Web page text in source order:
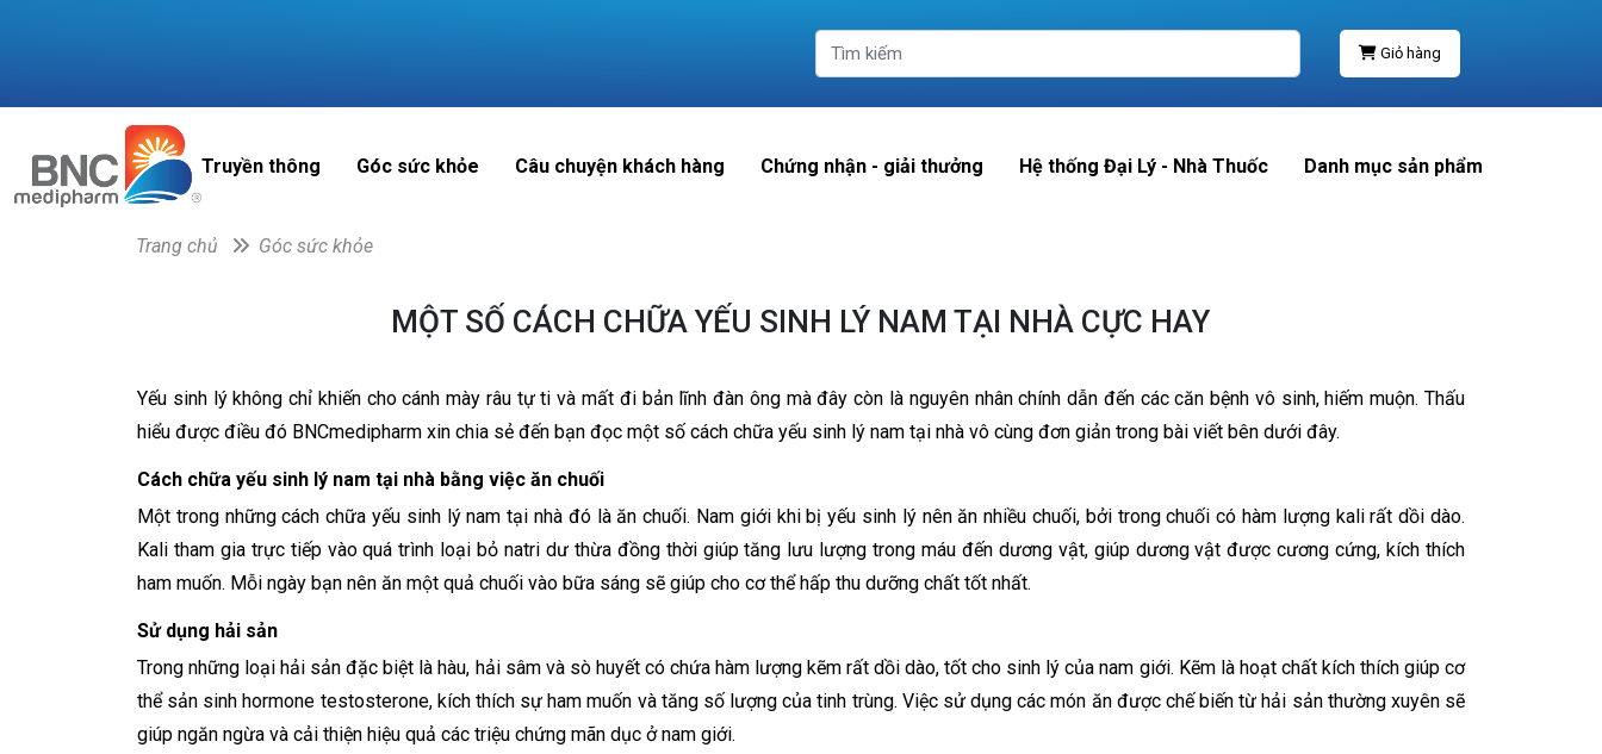
Giỏ hàng
Truyền thông Góc sức khỏe Câu chuyện khách hàng Chứng nhận - giải thưởng Hệ thống Đại Lý - Nhà Thuốc Danh mục sản phẩm
Trang chủ Góc sức khỏe
MỘT SỐ CÁCH CHỮA YẾU SINH LÝ NAM TẠI NHÀ CỰC HAY
Yếu sinh lý không chỉ khiến cho cánh mày râu tự ti và mất đi bản lĩnh đàn ông mà đây còn là nguyên nhân chính dẫn đến các căn bệnh vô sinh, hiếm muộn. Thấu
hiểu được điều đó BNCmedipharm xin chia sẻ đến bạn đọc một số cách chữa yếu sinh lý nam tại nhà vô cùng đơn giản trong bài viết bên dưới đây.
Cách chữa yếu sinh lý nam tại nhà bằng việc ăn chuối
Một trong những cách chữa yếu sinh lý nam tại nhà đó là ăn chuối. Nam giới khi bị yếu sinh lý nên ăn nhiều chuối, bởi trong chuối có hàm lượng kali rất dồi dào.
Kali tham gia trực tiếp vào quá trình loại bỏ natri dư thừa đồng thời giúp tăng lưu lượng trong máu đến dương vật, giúp dương vật được cương cứng, kích thích
ham muốn. Mỗi ngày bạn nên ăn một quả chuối vào bữa sáng sẽ giúp cho cơ thể hấp thu dưỡng chất tốt nhất.
Sử dụng hải sản
Trong những loại hải sản đặc biệt là hàu, hải sâm và sò huyết có chứa hàm lượng kẽm rất dồi dào, tốt cho sinh lý của nam giới. Kẽm là hoạt chất kích thích giúp cơ
thể sản sinh hormone testosterone, kích thích sự ham muốn và tăng số lượng của tinh trùng. Việc sử dụng các món ăn được chế biến từ hải sản thường xuyên sẽ
giúp ngăn ngừa và cải thiện hiệu quả các triệu chứng mãn dục ở nam giới.